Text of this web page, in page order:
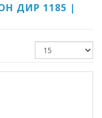
ДИР 1185 |